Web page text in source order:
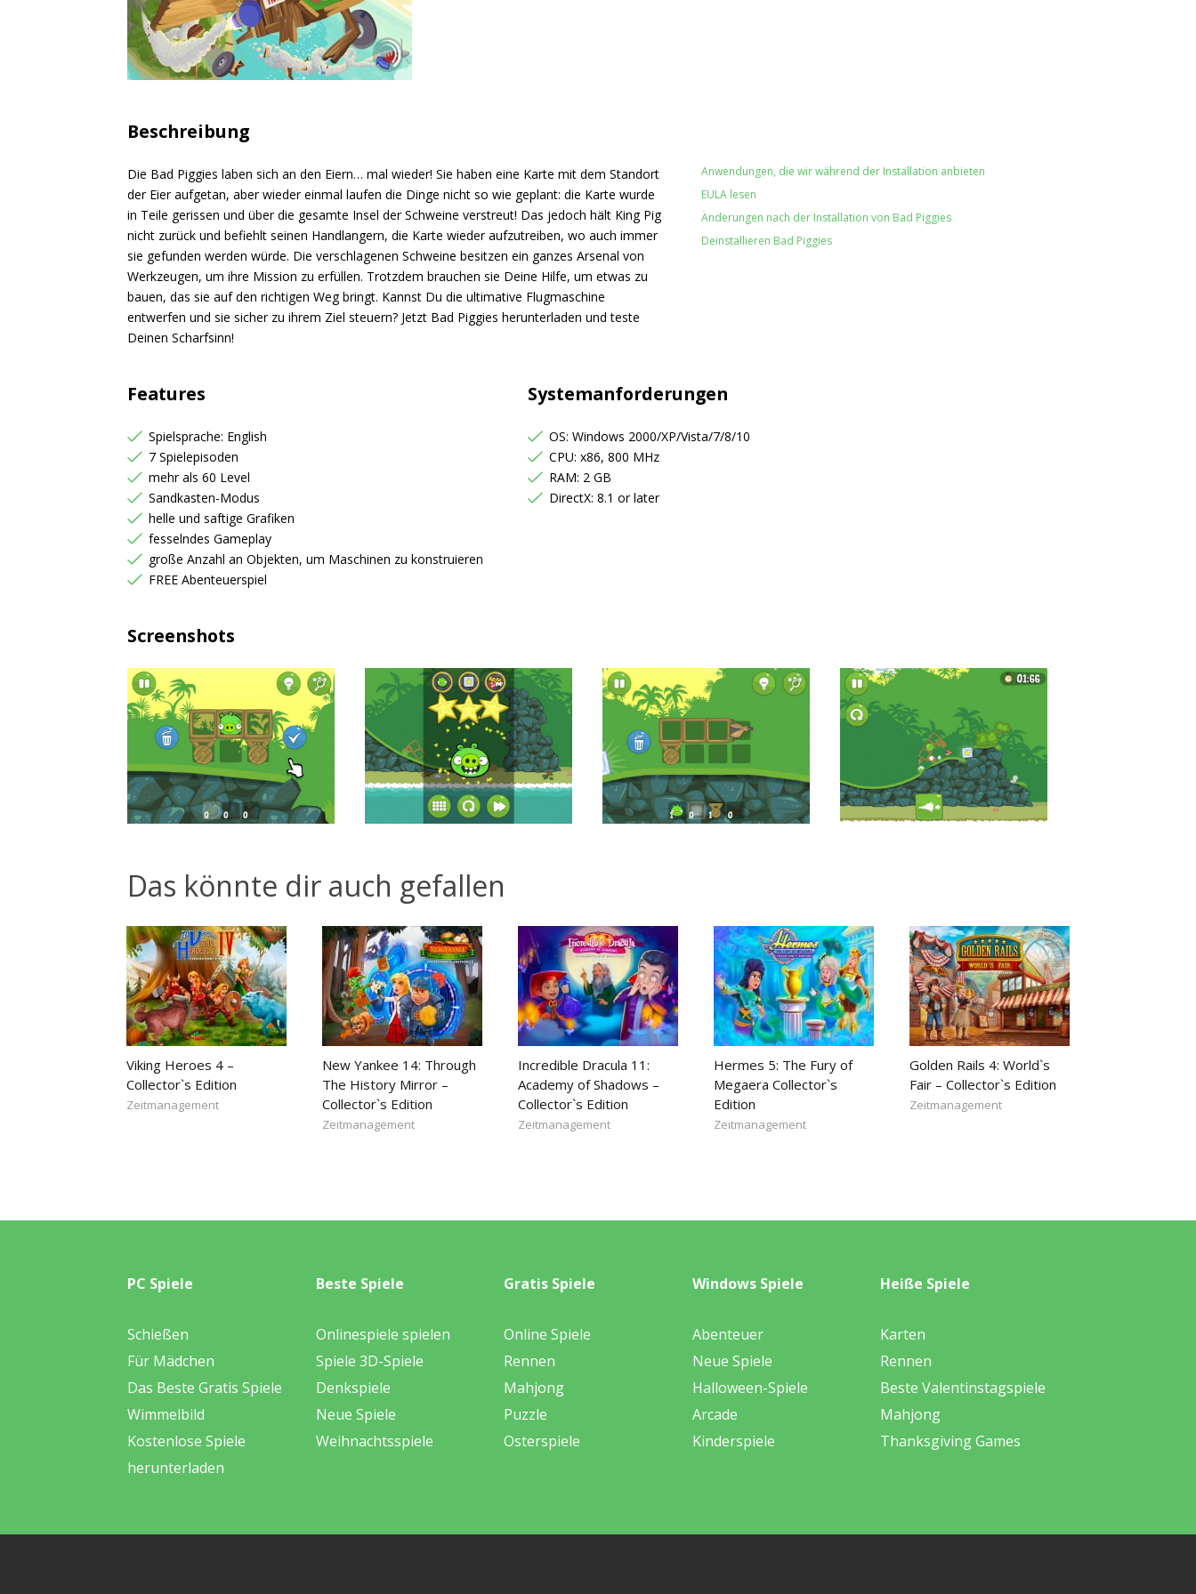
Beschreibung
Die Bad Piggies laben sich an den Eiern… mal wieder! Sie haben eine Karte mit dem Standort
der Eier aufgetan, aber wieder einmal laufen die Dinge nicht so wie geplant: die Karte wurde
in Teile gerissen und über die gesamte Insel der Schweine verstreut! Das jedoch hält King Pig
nicht zurück und befiehlt seinen Handlangern, die Karte wieder aufzutreiben, wo auch immer
sie gefunden werden würde. Die verschlagenen Schweine besitzen ein ganzes Arsenal von
Werkzeugen, um ihre Mission zu erfüllen. Trotzdem brauchen sie Deine Hilfe, um etwas zu
bauen, das sie auf den richtigen Weg bringt. Kannst Du die ultimative Flugmaschine
entwerfen und sie sicher zu ihrem Ziel steuern? Jetzt Bad Piggies herunterladen und teste
Deinen Scharfsinn!
Anwendungen, die wir während der Installation anbieten
EULA lesen
Änderungen nach der Installation von Bad Piggies
Deinstallieren Bad Piggies
Features
Spielsprache: English
7 Spielepisoden
mehr als 60 Level
Sandkasten-Modus
helle und saftige Grafiken
fesselndes Gameplay
große Anzahl an Objekten, um Maschinen zu konstruieren
FREE Abenteuerspiel
Systemanforderungen
OS: Windows 2000/XP/Vista/7/8/10
CPU: x86, 800 MHz
RAM: 2 GB
DirectX: 8.1 or later
Screenshots
Das könnte dir auch gefallen
Viking Heroes 4 –
Collector`s Edition
Zeitmanagement
New Yankee 14: Through
The History Mirror –
Collector`s Edition
Zeitmanagement
Incredible Dracula 11:
Academy of Shadows –
Collector`s Edition
Zeitmanagement
Hermes 5: The Fury of
Megaera Collector`s
Edition
Zeitmanagement
Golden Rails 4: World`s
Fair – Collector`s Edition
Zeitmanagement
PC Spiele
Schießen
Für Mädchen
Das Beste Gratis Spiele
Wimmelbild
Kostenlose Spiele
herunterladen
Beste Spiele
Onlinespiele spielen
Spiele 3D-Spiele
Denkspiele
Neue Spiele
Weihnachtsspiele
Gratis Spiele
Online Spiele
Rennen
Mahjong
Puzzle
Osterspiele
Windows Spiele
Abenteuer
Neue Spiele
Halloween-Spiele
Arcade
Kinderspiele
Heiße Spiele
Karten
Rennen
Beste Valentinstagspiele
Mahjong
Thanksgiving Games